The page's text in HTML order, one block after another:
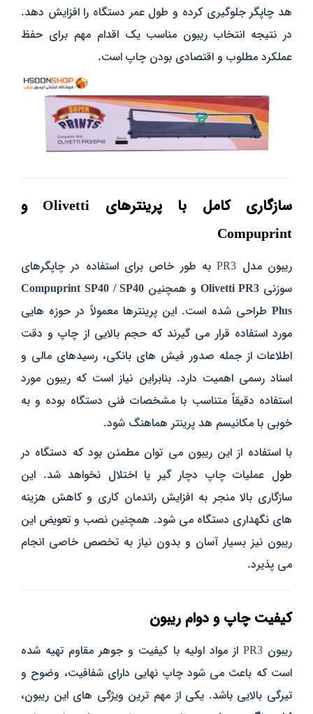
هد چاپگر جلوگیری کرده و طول عمر دستگاه را افزایش دهد.
در نتیجه انتخاب ریبون مناسب یک اقدام مهم برای حفظ
عملکرد مطلوب و اقتصادی بودن چاپ است.
سازگاری کامل با پرینترهای Olivetti و
Compuprint
ریبون مدل PR3 به طور خاص برای استفاده در چاپگرهای
سوزنی Olivetti PR3 و همچنین Compuprint SP40 / SP40
Plus طراحی شده است. این پرینترها معمولاً در حوزه‌ هایی
مورد استفاده قرار می‌ گیرند که حجم بالایی از چاپ و دقت
اطلاعات از جمله صدور فیش‌ های بانکی، رسیدهای مالی و
اسناد رسمیاهمیت دارد. بنابراین نیاز است که ریبون مورد
استفاده دقیقاً متناسب با مشخصات فنی دستگاه بوده و به
خوبی با مکانیسم هد پرینتر هماهنگ شود.
با استفاده از این ریبون می‌ توان مطمئن بود که دستگاه در
طول عملیات چاپ دچار گیر یا اختلال نخواهد شد. این
سازگاری بالا منجر به افزایش راندمان کاری و کاهش هزینه‌
های نگهداری دستگاه می‌ شود. همچنین نصب و تعویض این
ریبون نیز بسیار آسان و بدون نیاز به تخصص خاصی انجام
می‌ پذیرد.
کیفیت چاپ و دوام ریبون
ریبون PR3 از مواد اولیه با کیفیت و جوهر مقاوم تهیه شده
است که باعث می‌ شود چاپ نهایی دارای شفافیت، وضوح و
تیرگی بالایی باشد. یکی از مهم‌ ترین ویژگی‌ های این ریبون،